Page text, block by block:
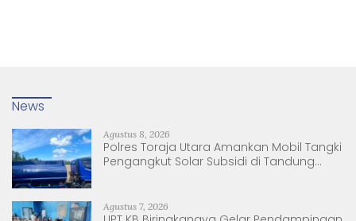
News
Agustus 8, 2026
Polres Toraja Utara Amankan Mobil Tangki
Pengangkut Solar Subsidi di Tandung
Agustus 7, 2026